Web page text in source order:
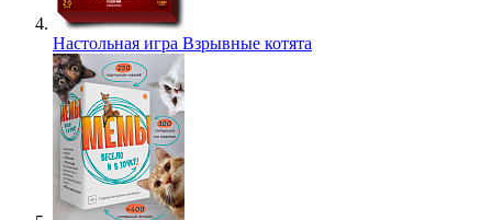
Настольная игра Взрывные котята